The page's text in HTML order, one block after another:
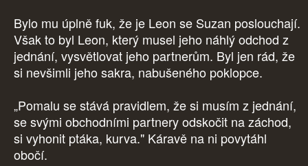
Bylo mu úplně fuk, že je Leon se Suzan poslouchají.
Však to byl Leon, který musel jeho náhlý odchod z
jednání, vysvětlovat jeho partnerům. Byl jen rád, že
si nevšimli jeho sakra, nabušeného poklopce.
„Pomalu se stává pravidlem, že si musím z jednání,
se svými obchodními partnery odskočit na záchod,
si vyhonit ptáka, kurva." Káravě na ni povytáhl
obočí.